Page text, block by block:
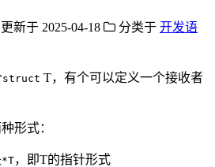
更新于 2025-04-18 分类于 开发语
struct T，有个可以定义一个接收者
形式：
*T，即T的指针形式